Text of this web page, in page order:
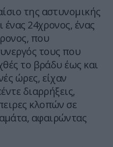
της αστυνομικής
24χρονος, ένας
που
τους που
το βράδυ έως και
ώρες, είχαν
διαρρήξεις,
κλοπών σε
αφαιρώντας